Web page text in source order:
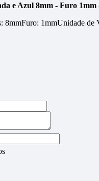
e Azul 8mm - Furo 1mm
8mmFuro: 1mmUnidade de